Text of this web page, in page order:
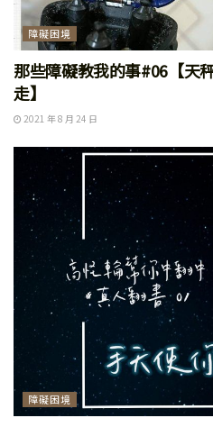
障礙困境
那些障礙教我的事#06【天
走】
2021 年 8 月 24 日
障礙困境